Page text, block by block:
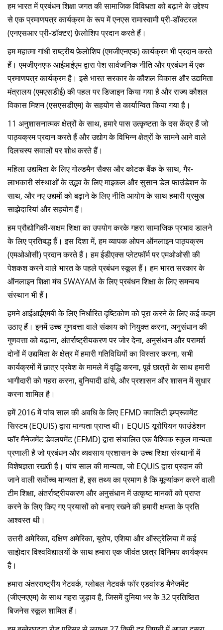
हम भारत में प्रबंधन शिक्षा जगत की सामाजिक विविधता को बढ़ाने के उद्देश्य
से एक प्रमाणपत्र कार्यक्रम के रूप में एनएस रामास्वामी प्री-डॉक्टरल
(एनएसआर प्री-डॉक्टर) फ़ेलोशिप प्रदान करते हैं।
हम महात्मा गांधी राष्ट्रीय फ़ेलोशिप (एमजीएनएफ) कार्यक्रम भी प्रदान करते
हैं। एमजीएनएफ आईआईएम द्वारा पेश सार्वजनिक नीति और प्रबंधन में एक
प्रमाणपत्र कार्यक्रम है। इसे भारत सरकार के कौशल विकास और उद्यमिता
मंत्रालय (एमएसडीई) की पहल पर डिजाइन किया गया है और राज्य कौशल
विकास मिशन (एसएसडीएम) के सहयोग से कार्यान्वित किया गया है।
11 अनुशासनात्मक क्षेत्रों के साथ, हमारे पास उत्कृष्टता के दस केंद्र हैं जो
पाठ्यक्रम प्रदान करते हैं और उद्योग के विभिन्न क्षेत्रों के सामने आने वाले
दिलचस्प सवालों पर शोध करते हैं।
महिला उद्यमिता के लिए गोल्डमैन सैक्स और कोटक बैंक के साथ, गैर-
लाभकारी संस्थाओं के उद्भव के लिए माइकल और सुसान डेल फाउंडेशन के
साथ, और नए उद्यमों को बढ़ाने के लिए नीति आयोग के साथ हमारी प्रमुख
साझेदारियां और सहयोग हैं।
हम प्रौद्योगिकी-सक्षम शिक्षा का उपयोग करके गहरा सामाजिक प्रभाव डालने
के लिए प्रतिबद्ध हैं। इस दिशा में, हम व्यापक ओपन ऑनलाइन पाठ्यक्रम
(एमओओसी) प्रदान करते हैं। हम ईडीएक्स प्लेटफॉर्म पर एमओओसी की
पेशकश करने वाले भारत के पहले प्रबंधन स्कूल हैं। हम भारत सरकार के
ऑनलाइन शिक्षा मंच SWAYAM के लिए प्रबंधन शिक्षा के लिए समन्वय
संस्थान भी हैं।
हमने आईआईएमबी के लिए निर्धारित दृष्टिकोण को पूरा करने के लिए कई कदम
उठाए हैं। इनमें उच्च गुणवत्ता वाले संकाय को नियुक्त करना, अनुसंधान की
गुणवत्ता को बढ़ाना, अंतर्राष्ट्रीयकरण पर जोर देना, अनुसंधान और परामर्श
दोनों में उद्यमिता के क्षेत्र में हमारी गतिविधियों का विस्तार करना, सभी
कार्यक्रमों में छात्र प्रवेश के मामले में वृद्धि करना, पूर्व छात्रों के साथ हमारी
भागीदारी को गहरा करना, बुनियादी ढांचे, और प्रशासन और शासन में सुधार
करना शामिल है।
हमें 2016 में पांच साल की अवधि के लिए EFMD क्वालिटी इम्प्रूवमेंट
सिस्टम (EQUIS) द्वारा मान्यता प्राप्त थी। EQUIS यूरोपियन फाउंडेशन
फॉर मैनेजमेंट डेवलपमेंट (EFMD) द्वारा संचालित एक वैश्विक स्कूल मान्यता
प्रणाली है जो प्रबंधन और व्यवसाय प्रशासन के उच्च शिक्षा संस्थानों में
विशेषज्ञता रखती है। पांच साल की मान्यता, जो EQUIS द्वारा प्रदान की
जाने वाली सर्वोच्च मान्यता है, इस तथ्य का प्रमाण है कि मूल्यांकन करने वाली
टीम शिक्षा, अंतर्राष्ट्रीयकरण और अनुसंधान में उत्कृष्ट मानकों को प्राप्त
करने के लिए किए गए प्रयासों को बनाए रखने की हमारी क्षमता के प्रति
आश्वस्त थी।
उत्तरी अमेरिका, दक्षिण अमेरिका, यूरोप, एशिया और ऑस्ट्रेलिया में कई
साझेदार विश्वविद्यालयों के साथ हमारा एक जीवंत छात्र विनिमय कार्यक्रम
है।
हमारा अंतरराष्ट्रीय नेटवर्क, ग्लोबल नेटवर्क फॉर एडवांस्ड मैनेजमेंट
(जीएनएएम) के साथ गहरा जुड़ाव है, जिसमें दुनिया भर के 32 प्रतिष्ठित
बिजनेस स्कूल शामिल हैं।